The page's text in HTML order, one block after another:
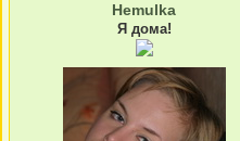
Hemulka
Я дома!